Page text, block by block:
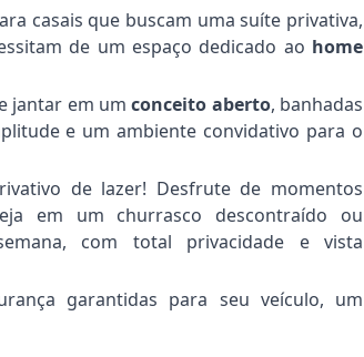
casais que buscam uma suíte privativa,
de um espaço dedicado ao home
jantar em umconceito aberto, banhadas
e um ambiente convidativo para o
de lazer! Desfrute de momentos
em um churrasco descontraído ou
com total privacidade e vista
garantidas para seu veículo, um